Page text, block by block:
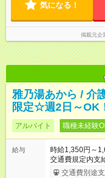
気になる！
掲載元企
雅乃湯あから / 介
限定☆週2日～
アルバイト 職種未経験
給与
時給1,350円～
交通費規定内支給 ※資格・経験考慮いたします。 詳細は
交通費別途